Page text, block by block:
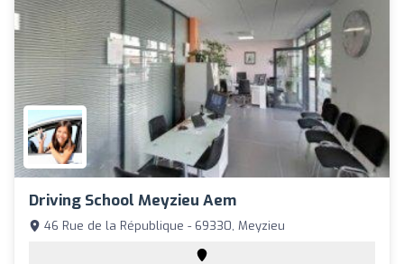
Driving School Meyzieu Aem
46 Rue de la République - 69330, Meyzieu